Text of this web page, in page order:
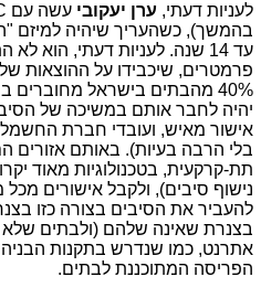
לעניות דעתי, ערן יעקובי
עד 14 שנה. לעניות דעתי,
פרמטרים, שיכבידו על ההוצאות
40% מהבתים בישראל
יהיה לחבר אותם במשיכה של
אישור מאיש, ועובדי חברת החשמל
בלי הרבה בעיות). באותם אזורים
תת-קרקעית, בטכנולוגיות מאוד
נישוף סיבים), ולקבל אישורים מכל
להעביר את הסיבים בצורה כזו
בצנרת שאינה שלהם (ולבתים שלא
אתרנט, כמו שנדרש בתקנות הבניה
הפריסה המתוכננת לבתים.